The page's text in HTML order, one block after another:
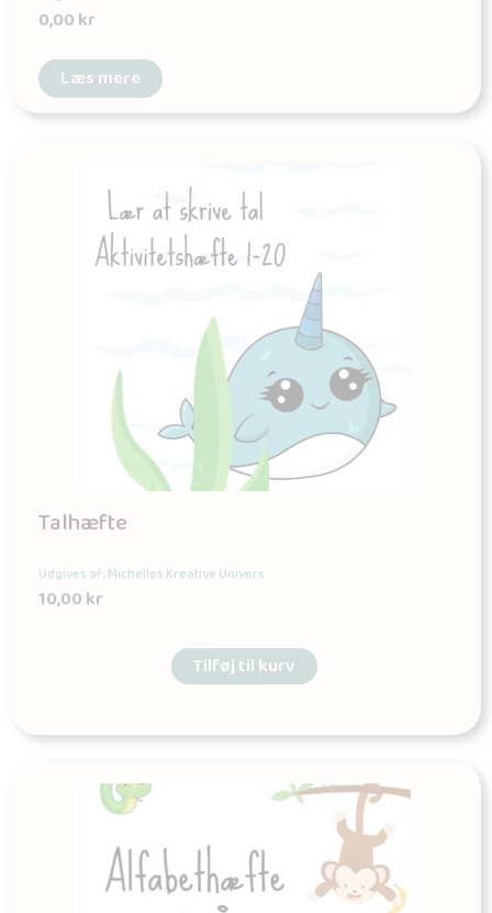
0,00kr
Læs mere
Talhæfte
Udgives af: Michelles Kreative Univers
10,00kr
Tilføj til kurv